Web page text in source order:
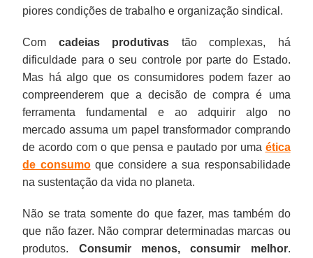
piores condições de trabalho e organização sindical.
Com cadeias produtivas tão complexas, há
dificuldade para o seu controle por parte do Estado.
Mas há algo que os consumidores podem fazer ao
compreenderem que a decisão de compra é uma
ferramenta fundamental e ao adquirir algo no
mercado assuma um papel transformador comprando
de acordo com o que pensa e pautado por uma ética
de consumoque considere a sua responsabilidade
na sustentação da vida no planeta.
Não se trata somente do que fazer, mas também do
que não fazer. Não comprar determinadas marcas ou
produtos. Consumir menos, consumir melhor.